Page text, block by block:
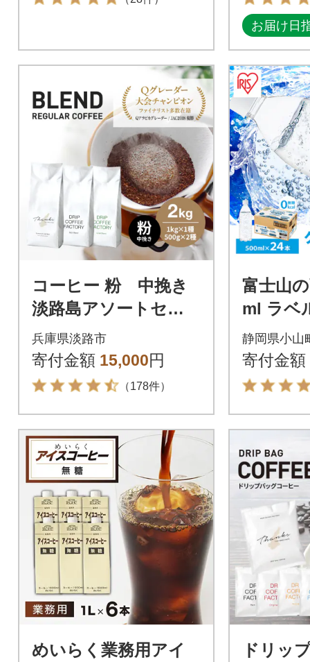
お届け日
コーヒー 粉 中挽き
淡路島アソートセッ
ト 3種 2kg(500g×計
4袋) at14504
兵庫県淡路市
寄付金額 15,000円
（178件）
富士山
ml ラベ
入
静岡県小山
寄付金額
めいらく業務用アイ
ドリッ